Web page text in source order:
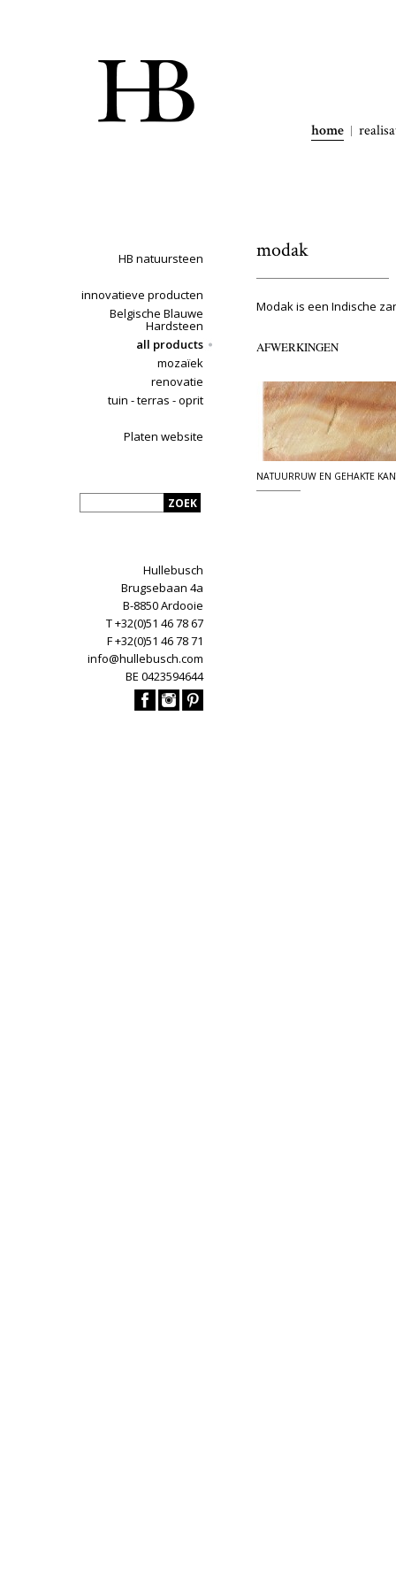
home
HB natuursteen
innovatieve producten
Belgische Blauwe
Hardsteen
all products
mozaïek
renovatie
tuin - terras - oprit
Platen website
Hullebusch
Brugsebaan 4a
B-8850 Ardooie
T +32(0)51 46 78 67
F +32(0)51 46 78 71
info@hullebusch.com
BE 0423594644
modak
Modak is een Indische
AFWERKINGEN
NATUURRUW EN GEHAKTE